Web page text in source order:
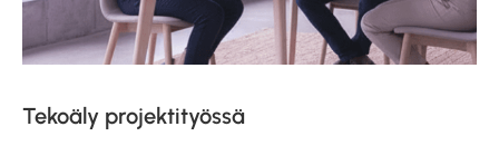
Tekoäly projektityössä